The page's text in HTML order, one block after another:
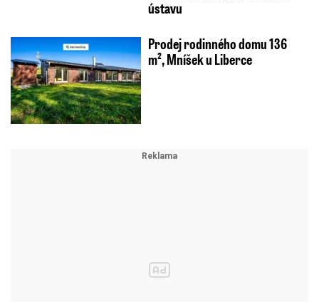
ústavu
Prodej rodinného domu 136
m², Mníšek u Liberce